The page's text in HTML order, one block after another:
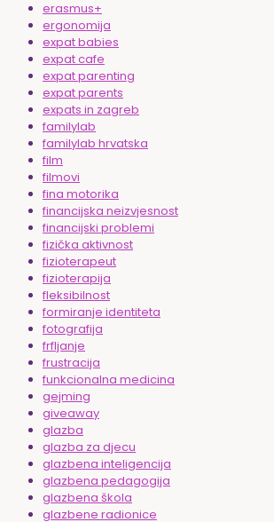
erasmus+
ergonomija
expat babies
expat cafe
expat parenting
expat parents
expats in zagreb
familylab
familylab hrvatska
film
filmovi
fina motorika
financijska neizvjesnost
financijski problemi
fizička aktivnost
fizioterapeut
fizioterapija
fleksibilnost
formiranje identiteta
fotografija
frfljanje
frustracija
funkcionalna medicina
gejming
giveaway
glazba
glazba za djecu
glazbena inteligencija
glazbena pedagogija
glazbena škola
glazbene radionice